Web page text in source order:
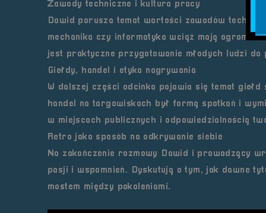
Zawody techniczne i kultura pracy
Dawid porusza temat wartości zawodów
mechanika czy informatyka wciąż mają ogromne
jest praktyczne przygotowanie młodych ludzi
Giełdy, handel i etyka nagrywania
W dalszej części odcinka pojawia się temat giełd
handel na targowiskach był formą spotkań i
w miejscach publicznych i odpowiedzialnością
Retro jako sposób na odkrywanie siebie
Na zakończenie rozmowy Dawid i prowadzący
pasji i wspomnień. Dyskutują o tym, jak dawne
mostem między pokoleniami.